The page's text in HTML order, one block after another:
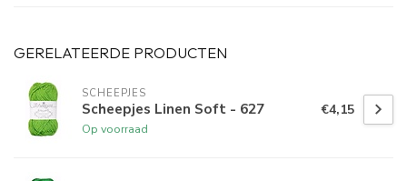
GERELATEERDE PRODUCTEN
SCHEEPJES
Scheepjes Linen Soft - 627
Op voorraad
€4,15